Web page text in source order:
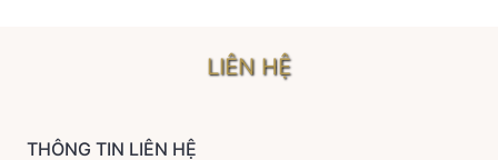
LIÊN HỆ
THÔNG TIN LIÊN HỆ